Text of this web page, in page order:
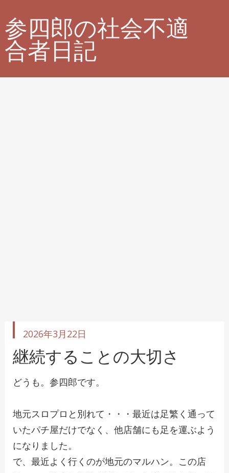
参四郎の社会不適
合者日記
投
日
2026年3月22日
継続することの大切さ
どうも。参四郎です。
地元スロプロと別れて・・・最近は足繁く通って
いたパチ屋だけでなく、他店舗にも足を運ぶよう
になりました。
で、最近よく行くのが地元のマルハン。この店